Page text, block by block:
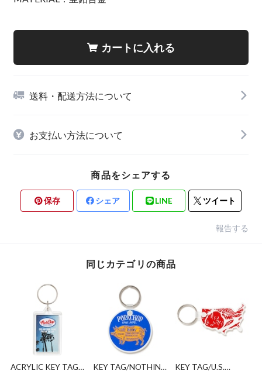
カートに入れる
送料・配送方法について
お支払い方法について
商品をシェアする
保存 シェア LINE ツイート
報告する
同じカテゴリの商品
ACRYLIC KEY TAG
KEY TAG/NOTHING
KEY TAG/U.S.